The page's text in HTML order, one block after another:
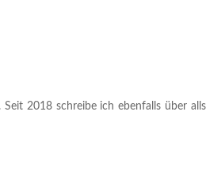
2018 schreibe ich ebenfalls über alls